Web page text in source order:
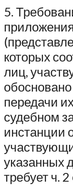
5.
которых
лиц,
передачи
судебном
инстанции
указанных
требует ч.